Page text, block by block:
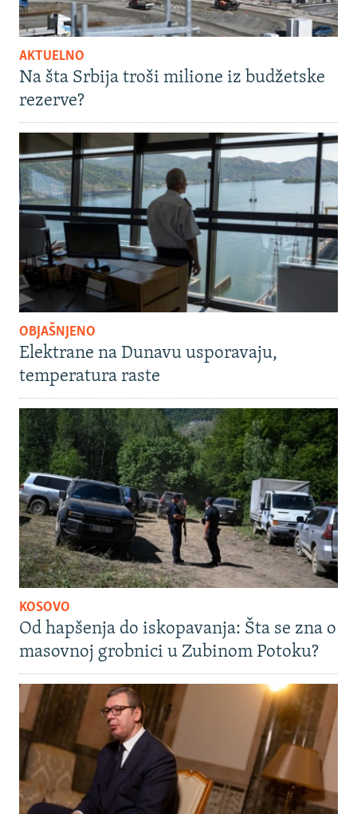
AKTUELNO
Na šta Srbija troši milione iz budžetske
rezerve?
OBJAŠNJENO
Elektrane na Dunavu usporavaju,
temperatura raste
KOSOVO
Od hapšenja do iskopavanja: Šta se zna o
masovnoj grobnici u Zubinom Potoku?